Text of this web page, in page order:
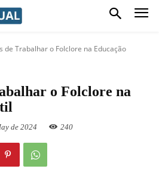
de Trabalhar o Folclore na Educação
o Folclore na
de 2024 240